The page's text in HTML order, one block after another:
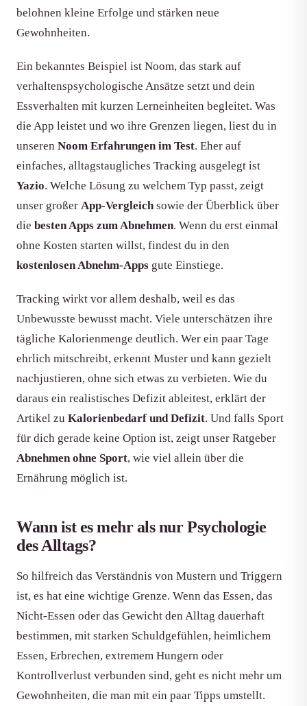
belohnen kleine Erfolge und stärken neue
Gewohnheiten.
Ein bekanntes Beispiel ist Noom, das stark auf
verhaltenspsychologische Ansätze setzt und dein
Essverhalten mit kurzen Lerneinheiten begleitet. Was
die App leistet und wo ihre Grenzen liegen, liest du in
unseren Noom Erfahrungen im Test. Eher auf
einfaches, alltagstaugliches Tracking ausgelegt ist
Yazio. Welche Lösung zu welchem Typ passt, zeigt
unser großer App-Vergleichsowie der Überblick über
die besten Apps zum Abnehmen. Wenn du erst einmal
ohne Kosten starten willst, findest du in den
kostenlosen Abnehm-Apps gute Einstiege.
Tracking wirkt vor allem deshalb, weil es das
Unbewusste bewusst macht. Viele unterschätzen ihre
tägliche Kalorienmenge deutlich. Wer ein paar Tage
ehrlich mitschreibt, erkennt Muster und kann gezielt
nachjustieren, ohne sich etwas zu verbieten. Wie du
daraus ein realistisches Defizit ableitest, erklärt der
Artikel zu Kalorienbedarf und Defizit. Und falls Sport
für dich gerade keine Option ist, zeigt unser Ratgeber
Abnehmen ohne Sport, wie viel allein über die
Ernährung möglich ist.
Wann ist es mehr als nur Psychologie
des Alltags?
So hilfreich das Verständnis von Mustern und Triggern
ist, es hat eine wichtige Grenze. Wenn das Essen, das
Nicht-Essen oder das Gewicht den Alltag dauerhaft
bestimmen, mit starken Schuldgefühlen, heimlichem
Essen, Erbrechen, extremem Hungern oder
Kontrollverlust verbunden sind, geht es nicht mehr um
Gewohnheiten, die man mit ein paar Tipps umstellt.